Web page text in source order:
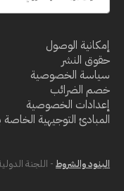
إمكانية الوصول
حقوق النشر
سياسة الخصوصية
خصم الضرائب
إعدادات الخصوصية
المبادئ التوجيهية
البنود والشروط - اللجنة الدولية للصليب